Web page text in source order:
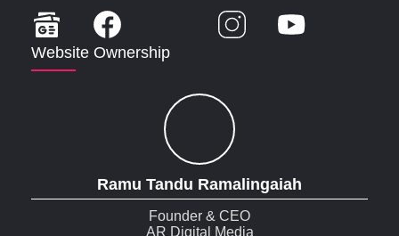
Website Ownership
Ramu Tandu Ramalingaiah
Founder & CEO
AR Digital Media